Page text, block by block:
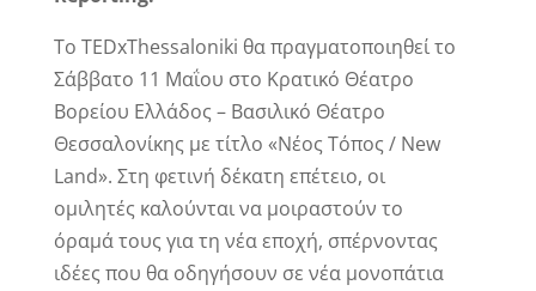
Το TEDxThessaloniki θα πραγματοποιηθεί το
Σάββατο 11 Μαΐου στο Κρατικό Θέατρο
Βορείου Ελλάδος – Βασιλικό Θέατρο
Θεσσαλονίκης με τίτλο «Νέος Τόπος / New
Land». Στη φετινή δέκατη επέτειο, οι
ομιλητές καλούνται να μοιραστούν το
όραμά τους για τη νέα εποχή, σπέρνοντας
ιδέες που θα οδηγήσουν σε νέα μονοπάτια